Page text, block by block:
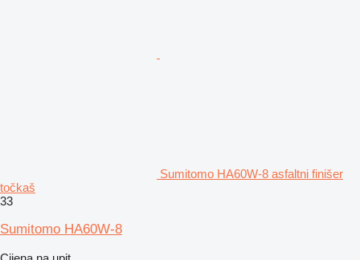
Sumitomo HA60W-8 asfaltni finišer
točkaš
33
Sumitomo HA60W-8